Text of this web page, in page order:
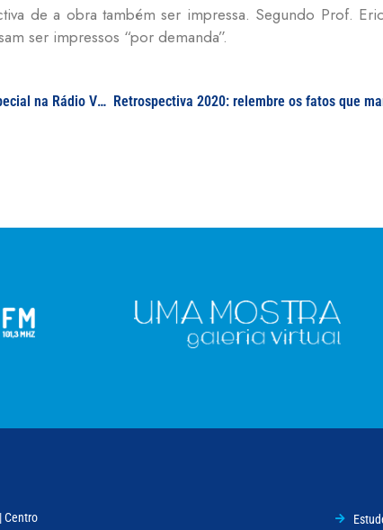
de a obra também ser impressa. Segundo Prof.
ser impressos “por demanda”.
Balanço de 2020: economista da UNIFAL-MG participa de série especial na Rádio Vanguarda FM
Centro